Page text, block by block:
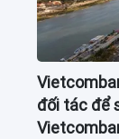
đối tác để